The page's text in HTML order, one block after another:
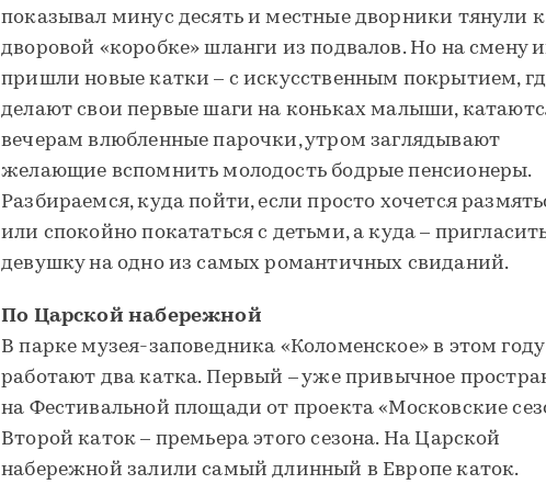
показывал минус десять и местные дворники тянули к
дворовой «коробке» шланги из подвалов. Но на смену
пришли новые катки – с искусственным покрытием,
делают свои первые шаги на коньках малыши,
вечерам влюбленные парочки, утром заглядывают
желающие вспомнить молодость бодрые пенсионеры.
Разбираемся, куда пойти, если просто хочется
или спокойно покататься с детьми, а куда –
девушку на одно из самых романтичных свиданий.
По Царской набережной
В парке музея-заповедника «Коломенское» в этом году
работают два катка. Первый – уже привычное
на Фестивальной площади от проекта «Московские
Второй каток – премьера этого сезона. На Царской
набережной залили самый длинный в Европе каток.